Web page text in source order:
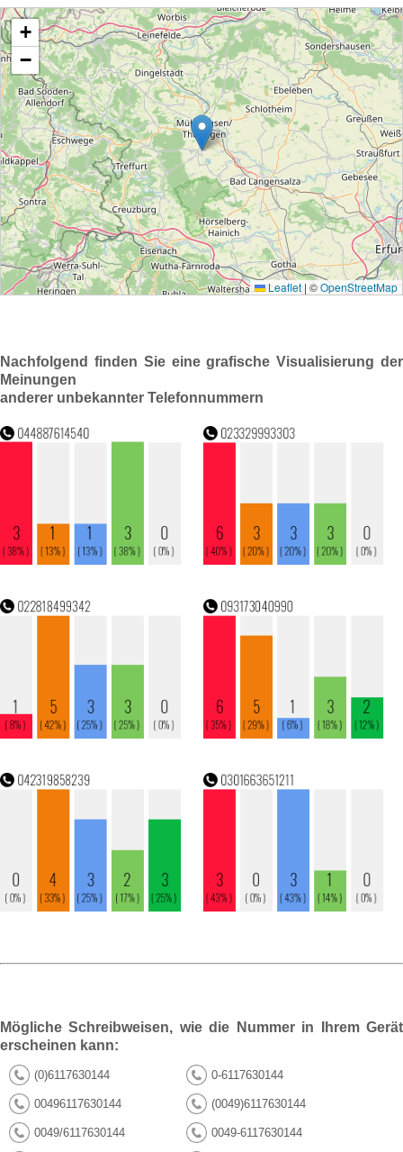
Nachfolgend finden Sie eine grafische Visualisierung der
Meinungen
anderer unbekannter Telefonnummern
Mögliche Schreibweisen, wie die Nummer in Ihrem Gerät
erscheinen kann:
(0)6117630144 0-6117630144
00496117630144 (0049)6117630144
0049/6117630144 0049-6117630144